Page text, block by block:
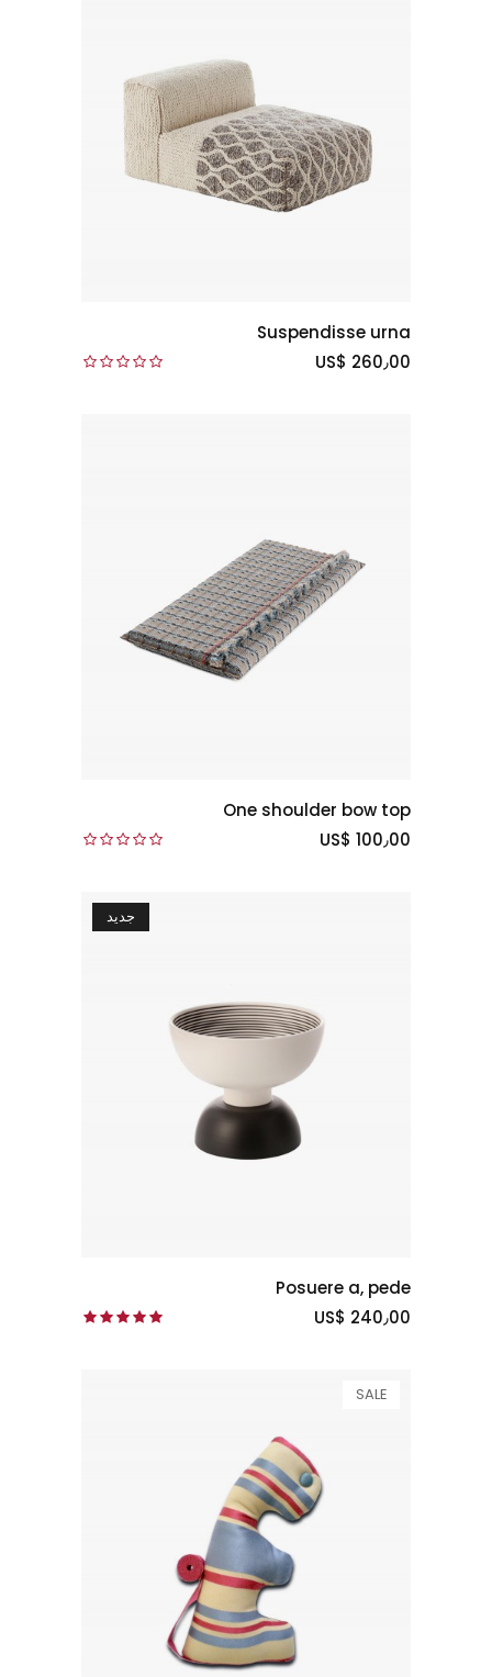
Suspendisse urna
US$ 260٫00
One shoulder bow top
US$ 100٫00
جديد
Posuere a, pede
US$ 240٫00
SALE